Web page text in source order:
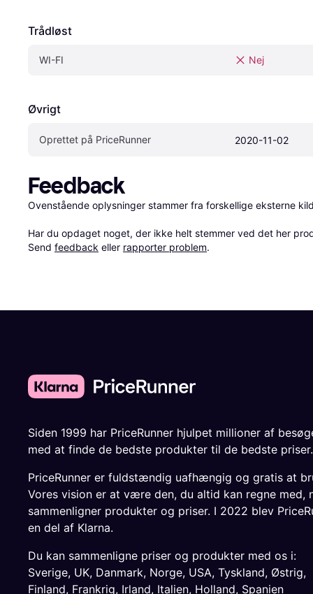
Trådløst
WI-FI Nej
Øvrigt
Oprettet på PriceRunner 2020-11-02
Feedback
Ovenstående oplysninger stammer fra forskellige eksterne
Har du opdaget noget, der ikke helt stemmer ved det her
Send feedback eller rapporter problem.
Siden 1999 har PriceRunner hjulpet millioner af
med at finde de bedste produkter til de bedste priser.
PriceRunner er fuldstændig uafhængig og gratis at
Vores vision er at være den, du altid kan regne med,
sammenligner produkter og priser. I 2022 blev
en del af Klarna.
Du kan sammenligne priser og produkter med os i:
Sverige, UK, Danmark, Norge, USA, Tyskland, Østrig,
Finland, Frankrig, Irland, Italien, Holland, Spanien